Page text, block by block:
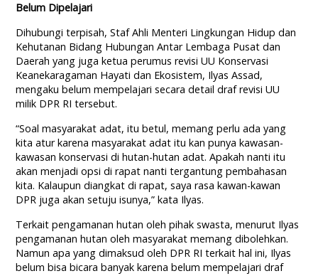
Belum Dipelajari
Dihubungi terpisah, Staf Ahli Menteri Lingkungan Hidup dan
Kehutanan Bidang Hubungan Antar Lembaga Pusat dan
Daerah yang juga ketua perumus revisi UU Konservasi
Keanekaragaman Hayati dan Ekosistem, Ilyas Assad,
mengaku belum mempelajari secara detail draf revisi UU
milik DPR RI tersebut.
“Soal masyarakat adat, itu betul, memang perlu ada yang
kita atur karena masyarakat adat itu kan punya kawasan-
kawasan konservasi di hutan-hutan adat. Apakah nanti itu
akan menjadi opsi di rapat nanti tergantung pembahasan
kita. Kalaupun diangkat di rapat, saya rasa kawan-kawan
DPR juga akan setuju isunya,” kata Ilyas.
Terkait pengamanan hutan oleh pihak swasta, menurut Ilyas
pengamanan hutan oleh masyarakat memang dibolehkan.
Namun apa yang dimaksud oleh DPR RI terkait hal ini, Ilyas
belum bisa bicara banyak karena belum mempelajari draf